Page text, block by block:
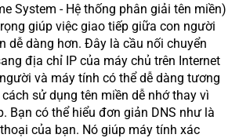
System - Hệ thống phân giải tên miền)
giúp việc giao tiếp giữa con người
dễ dàng hơn. Đây là cầu nối chuyển
địa chỉ IP của máy chủ trên Internet
và máy tính có thể dễ dàng tương
sử dụng tên miền dễ nhớ thay vì
Bạn có thể hiểu đơn giản DNS như là
của bạn. Nó giúp máy tính xác